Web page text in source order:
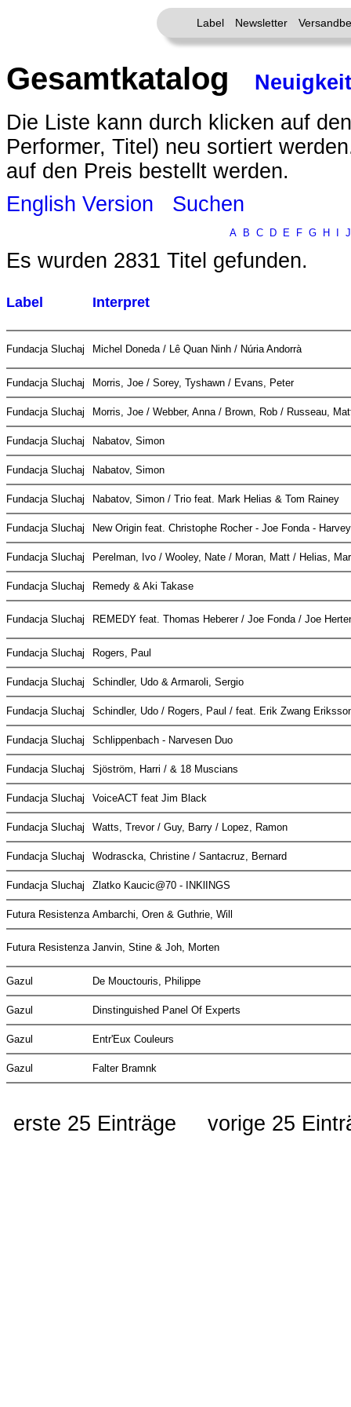
Label Newsletter
Gesamtkatalog
Die Liste kann durch klicken auf
Performer, Titel) neu sortiert
auf den Preis bestellt werden.
English Version
Suchen
A B C D E F G H J
Es wurden 2831 Titel gefunden.
Label Interpret
Fundacja Sluchaj Michel Doneda / Lê Quan Ninh / Núria Andorrà
Fundacja Sluchaj Morris, Joe / Sorey, Tyshawn / Evans, Peter
Fundacja Sluchaj Morris, Joe / Webber, Anna / Brown, Rob / Russeau,
Fundacja Sluchaj Nabatov, Simon
Fundacja Sluchaj Nabatov, Simon
Fundacja Sluchaj Nabatov, Simon / Trio feat. Mark Helias & Tom Rainey
Fundacja Sluchaj New Origin feat. Christophe Rocher - Joe Fonda -
Fundacja Sluchaj Perelman, Ivo / Wooley, Nate / Moran, Matt / Helias,
Fundacja Sluchaj Remedy & Aki Takase
Fundacja Sluchaj REMEDY feat. Thomas Heberer / Joe Fonda / Joe
Fundacja Sluchaj Rogers, Paul
Fundacja Sluchaj Schindler, Udo & Armaroli, Sergio
Fundacja Sluchaj Schindler, Udo / Rogers, Paul / feat. Erik Zwang
Fundacja Sluchaj Schlippenbach - Narvesen Duo
Fundacja Sluchaj Sjöström, Harri / & 18 Muscians
Fundacja Sluchaj VoiceACT feat Jim Black
Fundacja Sluchaj Watts, Trevor / Guy, Barry / Lopez, Ramon
Fundacja Sluchaj Wodrascka, Christine / Santacruz, Bernard
Fundacja Sluchaj Zlatko Kaucic@70 - INKlINGS
Futura Resistenza Ambarchi, Oren & Guthrie, Will
Futura Resistenza Janvin, Stine & Joh, Morten
Gazul De Mouctouris, Philippe
Gazul Dinstinguished Panel Of Experts
Gazul Entr'Eux Couleurs
Gazul Falter Bramnk
erste 25 Einträge vorige 25